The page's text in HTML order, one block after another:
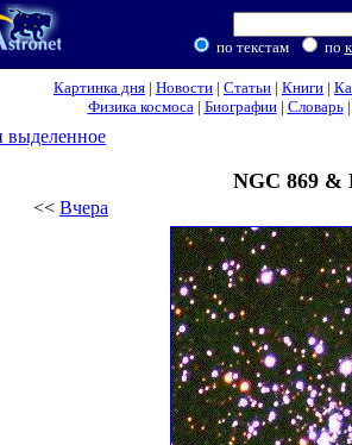
по текстам по
Картинка дня | Новости | Статьи | Книги |
Физика космоса| Биографии| Словарь|
выделенное
NGC 869 &
<< Вчера